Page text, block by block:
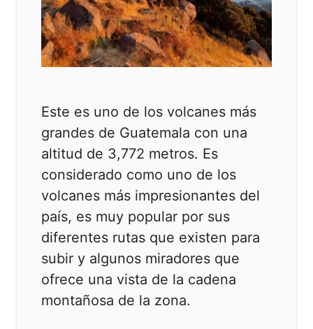
Este es uno de los volcanes más
grandes de Guatemala con una
altitud de 3,772 metros. Es
considerado como uno de los
volcanes más impresionantes del
país, es muy popular por sus
diferentes rutas que existen para
subir y algunos miradores que
ofrece una vista de la cadena
montañosa de la zona.